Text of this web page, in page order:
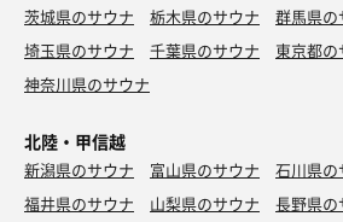
茨城県のサウナ 栃木県のサウナ
群馬県の
埼玉県のサウナ
千葉県のサウナ
東京都の
神奈川県のサウナ
北陸・甲信越
新潟県のサウナ 富山県のサウナ
石川県の
福井県のサウナ
山梨県のサウナ 長野県の